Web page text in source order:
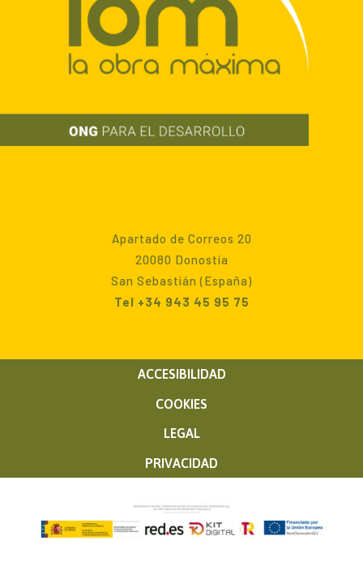
Apartado de Correos 20
20080 Donostia
San Sebastián (España)
Tel +34 943 45 95 75
ACCESIBILIDAD
COOKIES
LEGAL
PRIVACIDAD